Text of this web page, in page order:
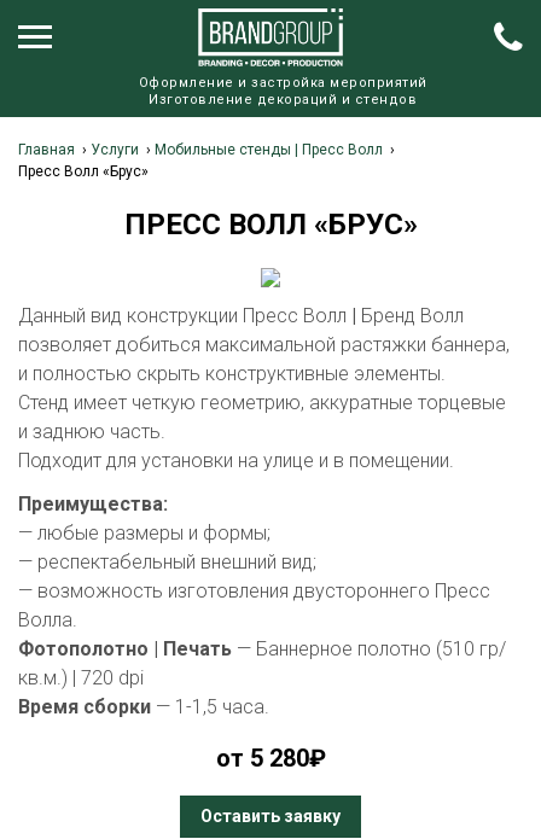
Оформление и застройка мероприятий
Изготовление декораций и стендов
Главная › Услуги › Мобильные стенды | Пресс Волл ›
Пресс Волл «Брус»
ПРЕСС ВОЛЛ «БРУС»
Данный вид конструкции Пресс Волл | Бренд Волл
позволяет добиться максимальной растяжки баннера,
и полностью скрыть конструктивные элементы.
Стенд имеет четкую геометрию, аккуратные торцевые
и заднюю часть.
Подходит для установки на улице и в помещении.
Преимущества:
— любые размеры и формы;
— респектабельный внешний вид;
— возможность изготовления двустороннего Пресс
Волла.
Фотополотно | Печать — Баннерное полотно (510 гр/
кв.м.) | 720 dpi
Время сборки — 1-1,5 часа.
от 5 280₽
Оставить заявку